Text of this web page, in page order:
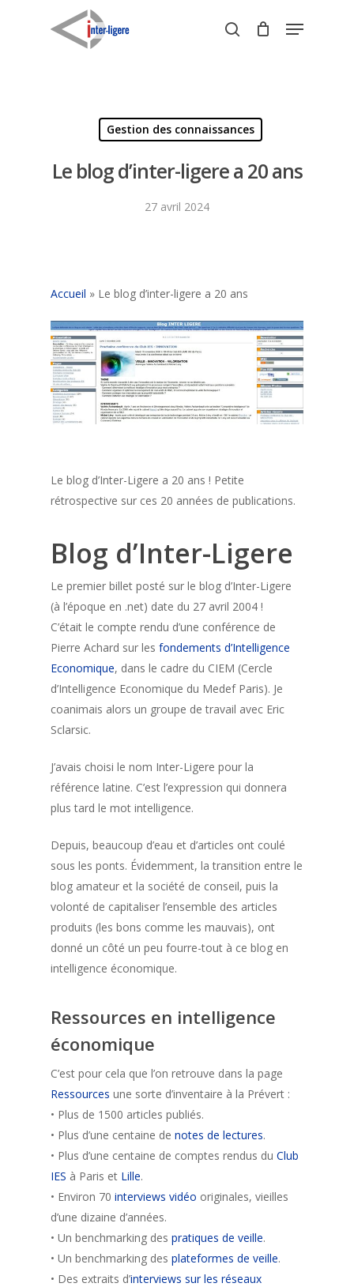
search
Menu
Gestion des connaissances
Le blog d’inter-ligere a 20 ans
27 avril 2024
Accueil » Le blog d’inter-ligere a 20 ans
Le blog d’Inter-Ligere a 20 ans ! Petite
rétrospective sur ces 20 années de publications.
Blog d’Inter-Ligere
Le premier billet posté sur le blog d’Inter-Ligere
(à l’époque en .net) date du 27 avril 2004 !
C’était le compte rendu d’une conférence de
Pierre Achard sur les fondements d’Intelligence
Economique, dans le cadre du CIEM (Cercle
d’Intelligence Economique du Medef Paris). Je
coanimais alors un groupe de travail avec Eric
Sclarsic.
J’avais choisi le nom Inter-Ligere pour la
référence latine. C’est l’expression qui donnera
plus tard le mot intelligence.
Depuis, beaucoup d’eau et d’articles ont coulé
sous les ponts. Évidemment, la transition entre le
blog amateur et la société de conseil, puis la
volonté de capitaliser l’ensemble des articles
produits (les bons comme les mauvais), ont
donné un côté un peu fourre-tout à ce blog en
intelligence économique.
Ressources en intelligence
économique
C’est pour cela que l’on retrouve dans la page
Ressources une sorte d’inventaire à la Prévert :
• Plus de 1500 articles publiés.
• Plus d’une centaine de notes de lectures.
• Plus d’une centaine de comptes rendus du Club
IES à Paris et Lille.
• Environ 70 interviews vidéo originales, vieilles
d’une dizaine d’années.
• Un benchmarking des pratiques de veille.
• Un benchmarking des plateformes de veille.
• Des extraits d’interviews sur les réseaux